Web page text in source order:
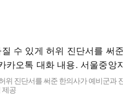
위 진단서를 써준 한의사가 예비군과
제공